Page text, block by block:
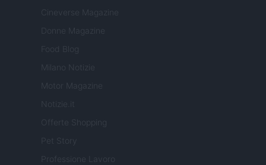
Cineverse Magazine
Donne Magazine
Food Blog
Milano Notizie
Motor Magazine
Notizie.it
Offerte Shopping
Professione Lavoro